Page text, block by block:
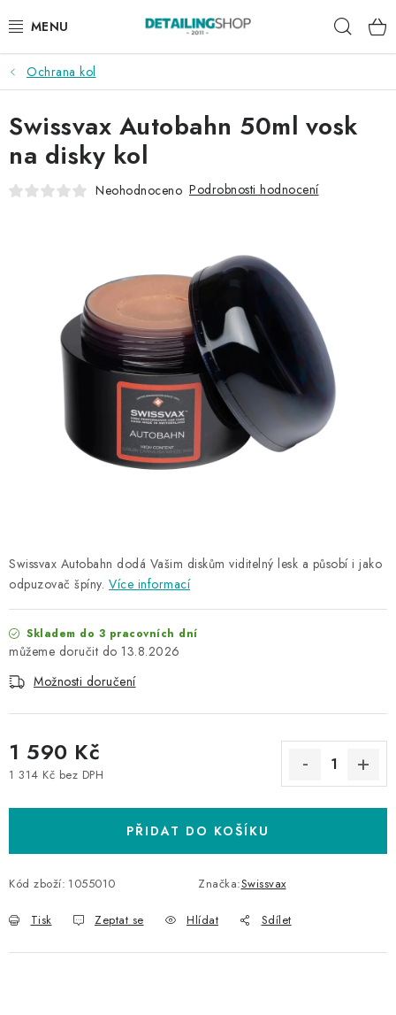
na
AKCE
NOVINKY
EXTERIÉR
DÁRKOVÉ SADY A POUKAZY
ČLÁNKY
NAŠE SLUŽBY
KONTAKTY
Věrnostní program
Všeobecné obchodní podmínky
Podmínky ochrany osobních údajů
Mapa serveru
Ochrana kol
Swissvax Autobahn dodá Vašim diskům viditelný lesk a působí i jako
odpuzovač špíny. Více informací
Skladem do 3 pracovních dní
13.8.2026
Možnosti doručení
1 590 Kč
1 314 Kč bez DPH
PŘIDAT DO KOŠÍKU
Kód zboží: 1055010 Značka:Swissvax
Tisk Zeptat se Hlídat Sdílet
Swissvax Autobahn 50ml vosk
na disky kol
Neohodnoceno Podrobnosti hodnocení